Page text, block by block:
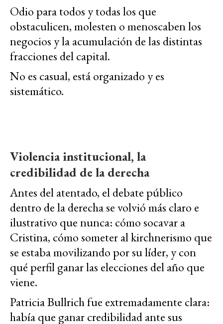
Odio para todos y todas los que
obstaculicen, molesten o menoscaben los
negocios y la acumulación de las distintas
fracciones del capital.
No es casual, está organizado y es
sistemático.
Violencia institucional, la
credibilidad de la derecha
Antes del atentado, el debate público
dentro de la derecha se volvió más claro e
ilustrativo que nunca: cómo socavar a
Cristina, cómo someter al kirchnerismo que
se estaba movilizando por su líder, y con
qué perfil ganar las elecciones del año que
viene.
Patricia Bullrich fue extremadamente clara:
había que ganar credibilidad ante sus